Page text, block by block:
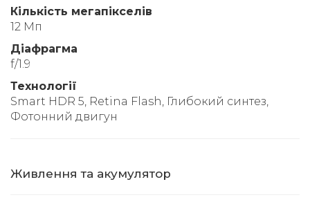
Кількість мегапікселів
12 Мп
Діафрагма
f/1.9
Технології
Smart HDR 5, Retina Flash, Глибокий синтез,
Фотонний двигун
Живлення та акумулятор